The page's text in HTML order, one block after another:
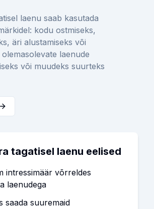
laenu saab kasutada
kodu ostmiseks,
äri alustamiseks või
laenude
või muudeks suurteks
tagatisel laenu eelised
intressimäär võrreldes
laenudega
saada suuremaid